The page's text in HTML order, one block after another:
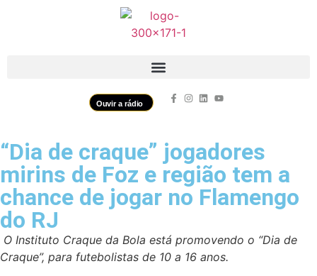
Ouvir a rádio
“Dia de craque” jogadores
mirins de Foz e região tem a
chance de jogar no Flamengo
do RJ
O Instituto Craque da Bola está promovendo o “Dia de
Craque”, para futebolistas de 10 a 16 anos.